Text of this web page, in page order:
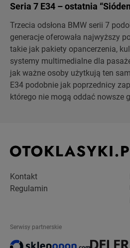
Seria 7 E34 – ostatnia
Trzecia odsłona BMW serii 7
generacje oferowała najwyższy
takie jak pakiety opancerzenia,
systemy multimedialne dla
jak ważne osoby użytkują ten
E34 podobnie jak poprzednicy
którego nie mogą oddać nowsze
Kontakt
Regulamin
Serwisy partnerskie